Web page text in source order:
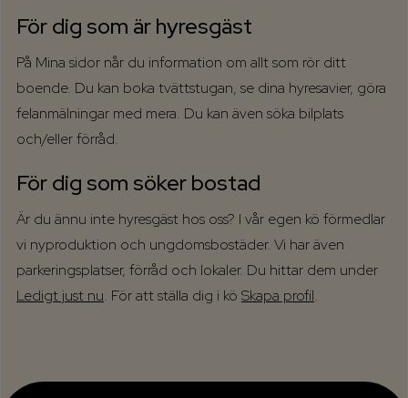
För dig som är hyresgäst
På Mina sidor når du information om allt som rör ditt
boende. Du kan boka tvättstugan, se dina hyresavier, göra
felanmälningar med mera. Du kan även söka bilplats
och/eller förråd.
För dig som söker bostad
Är du ännu inte hyresgäst hos oss? I vår egen kö förmedlar
vi nyproduktion och ungdomsbostäder. Vi har även
parkeringsplatser, förråd och lokaler. Du hittar dem under
Ledigt just nu. För att ställa dig i kö Skapa profil.